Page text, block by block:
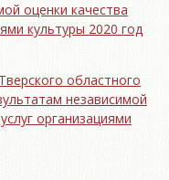
оценки качества
культуры 2020 год
областного
независимой
организациями